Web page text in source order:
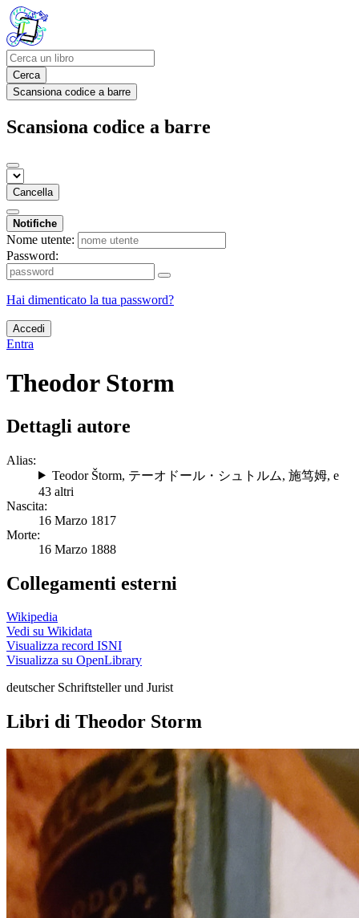
Cerca
Scansiona codice a barre
Scansiona codice a barre
Cancella
Notifiche
Nome utente:
Password:
Hai dimenticato la tua password?
Accedi
Entra
Theodor Storm
Dettagli autore
Alias:
Teodor Štorm, テーオドール・シュトルム, 施笃姆, e
43 altri
Nascita:
16 Marzo 1817
Morte:
16 Marzo 1888
Collegamenti esterni
Wikipedia
Vedi su Wikidata
Visualizza record ISNI
Visualizza su OpenLibrary
deutscher Schriftsteller und Jurist
Libri di Theodor Storm